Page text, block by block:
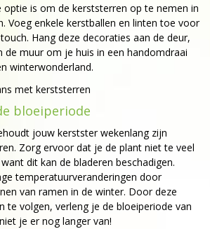
optie is om de kerststerren op te nemen in
Voeg enkele kerstballen en linten toe voor
Hang deze decoraties aan de deur,
de muur om je huis in een handomdraai
winterwonderland.
bloeiperiode
jouw kerstster wekenlang zijn
Zorg ervoor dat je de plant niet te veel
dit kan de bladeren beschadigen.
temperatuurveranderingen door
van ramen in de winter. Door deze
te volgen, verleng je de bloeiperiode van
je er nog langer van!